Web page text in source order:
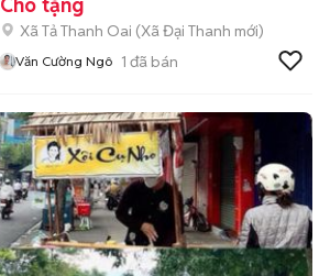
Xã Tả Thanh Oai (Xã Đại Thanh mới)
Văn Cường Ngô 1 đã bán